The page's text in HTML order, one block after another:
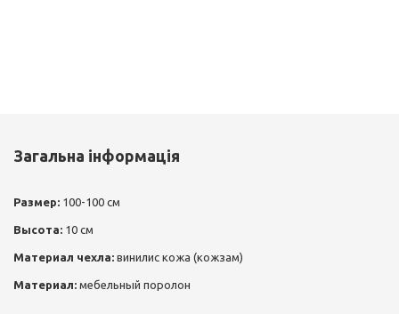
Загальна інформація
Размер: 100-100 см
Высота: 10 см
Материал чехла: винилис кожа (кожзам)
Материал: мебельный поролон